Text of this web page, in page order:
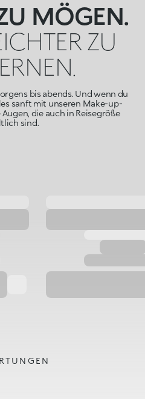
MÖGEN.
ZU
bis abends. Und wenn du
sanft mit unseren Make-up-
die auch in Reisegröße
sind.